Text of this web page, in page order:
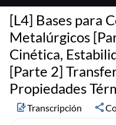
[L4] Bases para
Metalúrgicos
Cinética,
[Parte 2]
Propiedades
Transcripción